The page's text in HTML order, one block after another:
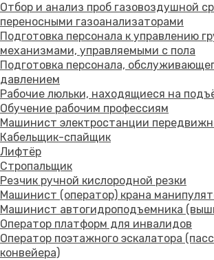
Отбор и анализ проб газовоздушной
переносными газоанализаторами
Подготовка персонала к управлению
механизмами, управляемыми с пола
Подготовка персонала,
давлением
Рабочие люльки, находящиеся на
Обучение рабочим профессиям
Машинист электростанции
Кабельщик-спайщик
Лифтёр
Стропальщик
Резчик ручной кислородной резки
Машинист (оператор) крана
Машинист автогидроподъемника
Оператор платформ для инвалидов
Оператор поэтажного эскалатора
конвейера)